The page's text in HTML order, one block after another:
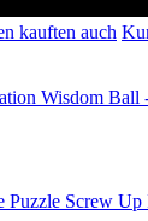
kauften auch
Wisdom Ball
Screw Up